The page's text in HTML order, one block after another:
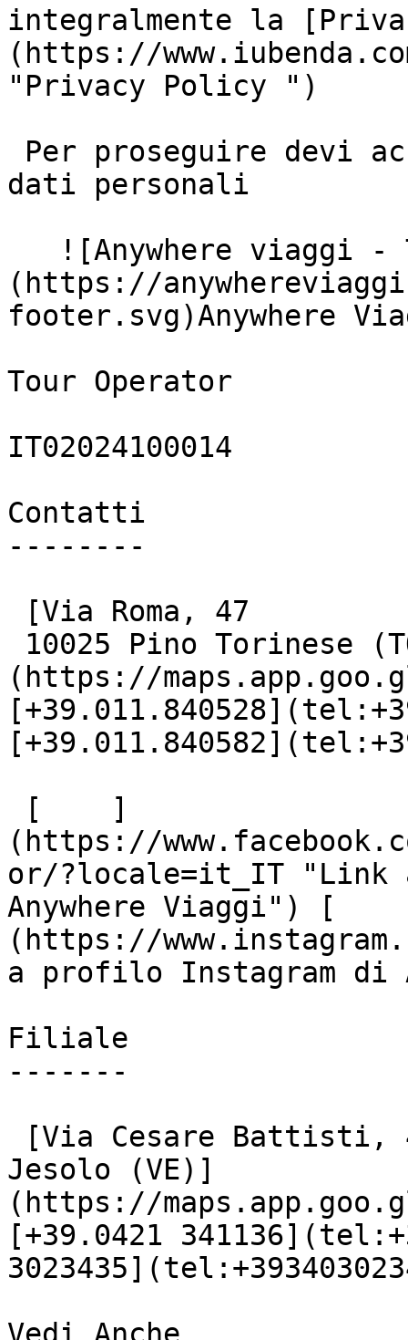
integralmente la
(https://
"Privacy Policy ")
dati personali
(https://
footer.svg)Anywhere
Tour Operator
IT02024100014
Contatti
--------
(https://
(https://
or/?locale=it_IT "Link
Anywhere Viaggi") [
(https://
a profilo Instagram di
Filiale
-------
Jesolo (VE)]
(https://maps.app.goo.gl/
[+39.0421